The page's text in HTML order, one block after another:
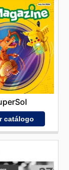
catálogo